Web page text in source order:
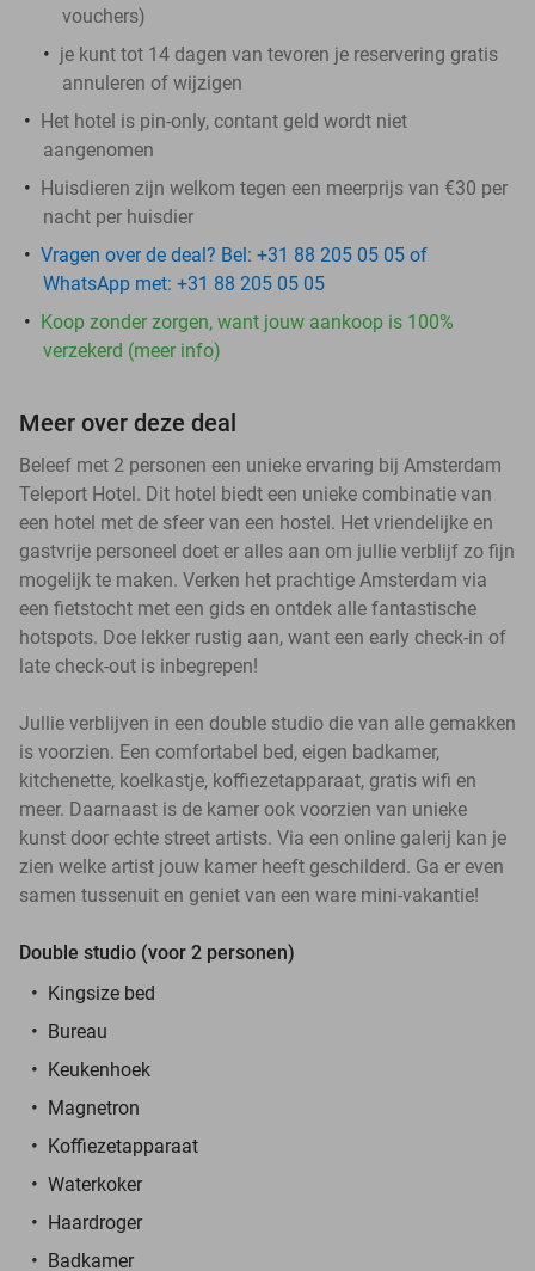
vouchers)
je kunt tot 14 dagen van tevoren je reservering gratis
annuleren of wijzigen
Het hotel is pin-only, contant geld wordt niet
aangenomen
Huisdieren zijn welkom tegen een meerprijs van €30 per
nacht per huisdier
Vragen over de deal? Bel: +31 88 205 05 05 of
WhatsApp met: +31 88 205 05 05
Koop zonder zorgen, want jouw aankoop is 100%
verzekerd (meer info)
Meer over deze deal
Beleef met 2 personen een unieke ervaring bij Amsterdam
Teleport Hotel. Dit hotel biedt een unieke combinatie van
een hotel met de sfeer van een hostel. Het vriendelijke en
gastvrije personeel doet er alles aan om jullie verblijf zo fijn
mogelijk te maken. Verken het prachtige Amsterdam via
een fietstocht met een gids en ontdek alle fantastische
hotspots. Doe lekker rustig aan, want een early check-in of
late check-out is inbegrepen!
Jullie verblijven in een double studio die van alle gemakken
is voorzien. Een comfortabel bed, eigen badkamer,
kitchenette, koelkastje, koffiezetapparaat, gratis wifi en
meer. Daarnaast is de kamer ook voorzien van unieke
kunst door echte street artists. Via een online galerij kan je
zien welke artist jouw kamer heeft geschilderd. Ga er even
samen tussenuit en geniet van een ware mini-vakantie!
Double studio (voor 2 personen)
Kingsize bed
Bureau
Keukenhoek
Magnetron
Koffiezetapparaat
Waterkoker
Haardroger
Badkamer